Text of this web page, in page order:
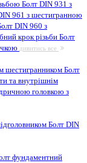
Болт DIN 931 з
961 з шестигранною
DIN 960 з
крок різьби Болт
дивитись все
шестигранником Болт
та внутрішнім
головкою з
Болт DIN
фундаментний